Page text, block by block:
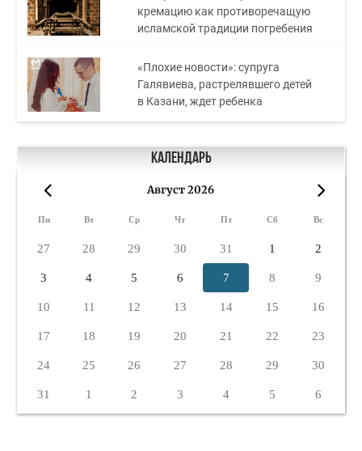
кремацию как противоречащую
исламской традиции погребения
«Плохие новости»: супруга
Галявиева, растрелявшего детей
в Казани, ждет ребенка
Календарь
Август 2026
Пн Вт Ср Чт Пт Сб Вс
27 28 29 30 31 1 2
3 4 5 6 7 8 9
10 11 12 13 14 15 16
17 18 19 20 21 22 23
24 25 26 27 28 29 30
31 1 2 3 4 5 6